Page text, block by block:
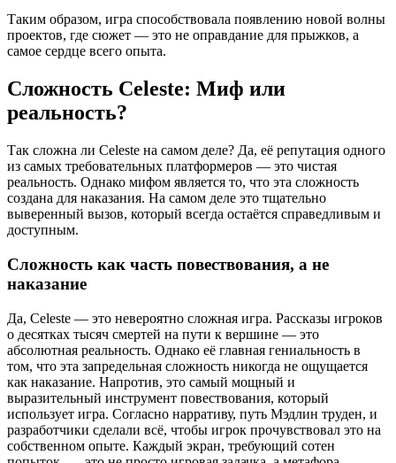
Таким образом, игра способствовала появлению новой волны
проектов, где сюжет — это не оправдание для прыжков, а
самое сердце всего опыта.
Сложность Celeste: Миф или
реальность?
Так сложна ли Celeste на самом деле? Да, её репутация одного
из самых требовательных платформеров — это чистая
реальность. Однако мифом является то, что эта сложность
создана для наказания. На самом деле это тщательно
выверенный вызов, который всегда остаётся справедливым и
доступным.
Сложность как часть повествования, а не
наказание
Да, Celeste — это невероятно сложная игра. Рассказы игроков
о десятках тысяч смертей на пути к вершине — это
абсолютная реальность. Однако её главная гениальность в
том, что эта запредельная сложность никогда не ощущается
как наказание. Напротив, это самый мощный и
выразительный инструмент повествования, который
использует игра. Согласно нарративу, путь Мэдлин труден, и
разработчики сделали всё, чтобы игрок прочувствовал это на
собственном опыте. Каждый экран, требующий сотен